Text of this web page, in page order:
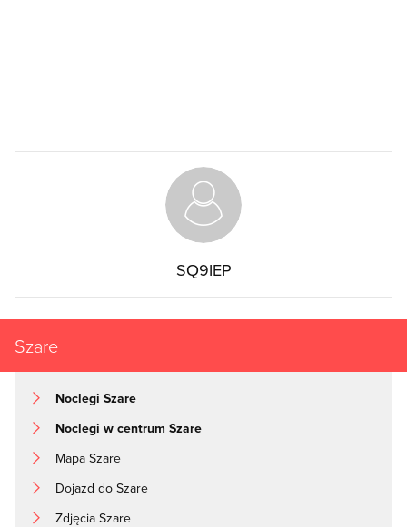
SQ9IEP
Szare
Noclegi Szare
Noclegi w centrum Szare
Mapa Szare
Dojazd do Szare
Zdjęcia Szare